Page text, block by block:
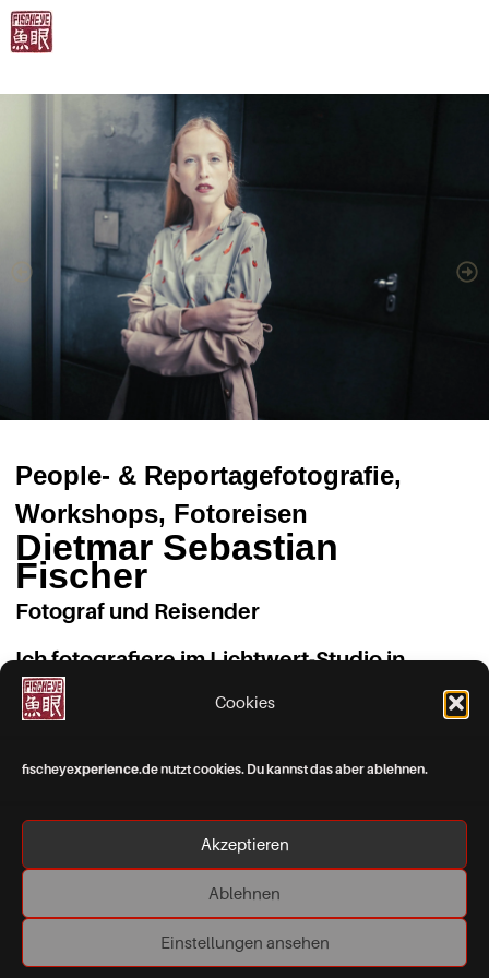
Cookies
fischeyexperience.de nutzt cookies. Du kannst das aber ablehnen.
Akzeptieren
Ablehnen
Einstellungen ansehen
People- & Reportagefotografie,
Workshops, Fotoreisen
Dietmar Sebastian
Fischer
Fotograf und Reisender
Ich fotografiere im Lichtwert-Studio in
Karlsruhe und weltweit on location.
Fotokursen und Workshops! Die aktuell
Angebote findest du hier:
fischeyexperiences